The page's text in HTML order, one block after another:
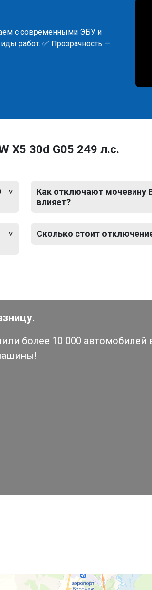
с современными ЭБУ и
работ. ✅ Прозрачность —
X5 30d G05 249 л.с.
Как отключают мочевину
влияет?
Сколько стоит
более 10 000 автомобилей